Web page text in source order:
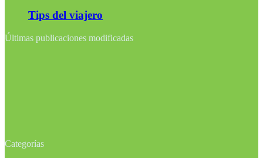
Tips del viajero
Últimas publicaciones modificadas
Categorías